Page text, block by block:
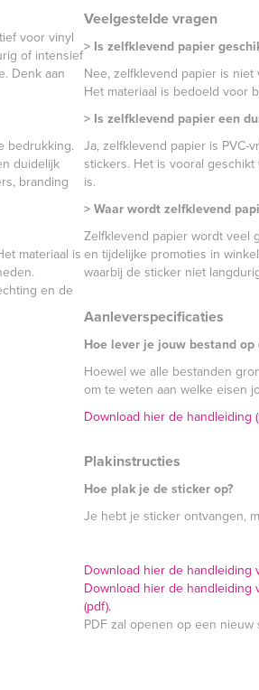
voor vinyl
of intensief
Denk aan
bedrukking.
duidelijk
branding
materiaal is
en de
Veelgestelde vragen
> Is zelfklevend papier
Nee, zelfklevend papier is
Het materiaal is bedoeld voor
> Is zelfklevend papier een
Ja, zelfklevend papier is PVC-
stickers. Het is vooral
is.
> Waar wordt zelfklevend
Zelfklevend papier wordt veel
en tijdelijke promoties in
waarbij de sticker niet
Aanleverspecificaties
Hoe lever je jouw bestand op
Hoewel we alle bestanden
om te weten aan welke eisen
Download hier de handleiding
Plakinstructies
Hoe plak je de sticker op?
Je hebt je sticker ontvangen,
Download hier de handleiding
Download hier de handleiding
(pdf).
PDF zal openen op een nieuw